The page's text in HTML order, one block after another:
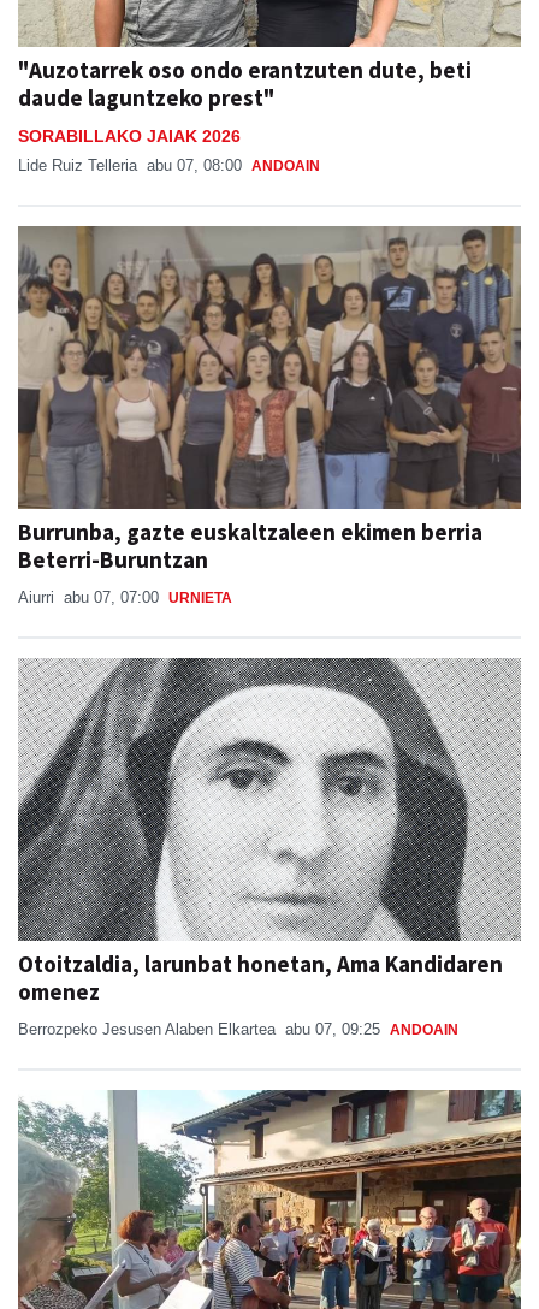
"Auzotarrek oso ondo erantzuten dute, beti
daude laguntzeko prest"
SORABILLAKO JAIAK 2026
Lide Ruiz Telleria abu 07, 08:00 ANDOAIN
Burrunba, gazte euskaltzaleen ekimen berria
Beterri-Buruntzan
Aiurri abu 07, 07:00 URNIETA
Otoitzaldia, larunbat honetan, Ama Kandidaren
omenez
Berrozpeko Jesusen Alaben Elkartea abu 07, 09:25 ANDOAIN